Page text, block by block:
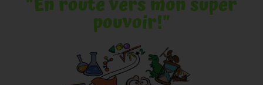
pouvoir!"